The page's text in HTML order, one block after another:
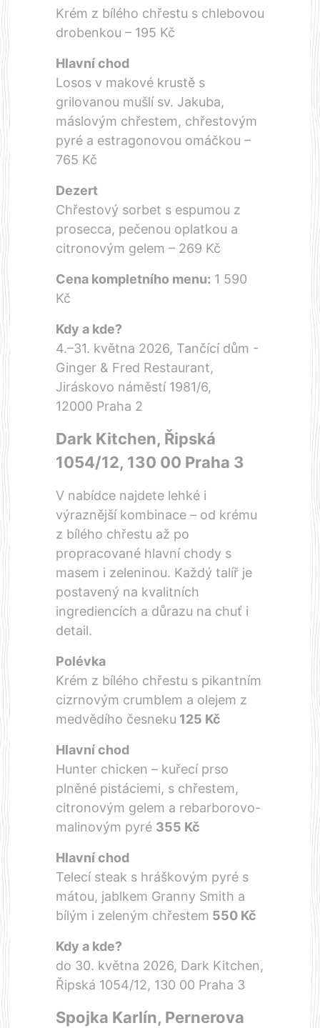
Krém z bílého chřestu s chlebovou
drobenkou – 195 Kč
Hlavní chod
Losos v makové krustě s
grilovanou mušlí sv. Jakuba,
máslovým chřestem, chřestovým
pyré a estragonovou omáčkou –
765 Kč
Dezert
Chřestový sorbet s espumou z
prosecca, pečenou oplatkou a
citronovým gelem – 269 Kč
Cena kompletního menu: 1 590
Kč
Kdy a kde?
4.–31. května 2026, Tančící dům -
Ginger & Fred Restaurant,
Jiráskovo náměstí 1981/6,
12000 Praha 2
Dark Kitchen, Řipská
1054/12, 130 00 Praha 3
V nabídce najdete lehké i
výraznější kombinace – od krému
z bílého chřestu až po
propracované hlavní chody s
masem i zeleninou. Každý talíř je
postavený na kvalitních
ingrediencích a důrazu na chuť i
detail.
Polévka
Krém z bílého chřestu s pikantním
cizrnovým crumblem a olejem z
medvědího česneku 125 Kč
Hlavní chod
Hunter chicken – kuřecí prso
plněné pistáciemi, s chřestem,
citronovým gelem a rebarborovo-
malinovým pyré 355 Kč
Hlavní chod
Telecí steak s hráškovým pyré s
mátou, jablkem Granny Smith a
bílým i zeleným chřestem 550 Kč
Kdy a kde?
do 30. května 2026, Dark Kitchen,
Řipská 1054/12, 130 00 Praha 3
Spojka Karlín, Pernerova